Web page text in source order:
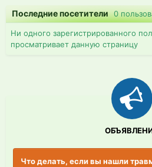
Последние посетители0
Ни одного зарегистрированного
просматривает данную страницу
Что делать, если вы нашли